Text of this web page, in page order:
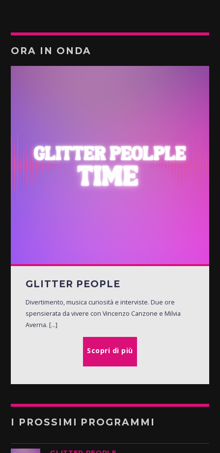
ORA IN ONDA
GLITTER PEOPLE
Divertimento, musica curiosità e interviste. Due ore
spensierata da vivere con Vincenzo Canzone e Milvia
Averna. [...]
Scopri di più
I PROSSIMI PROGRAMMI